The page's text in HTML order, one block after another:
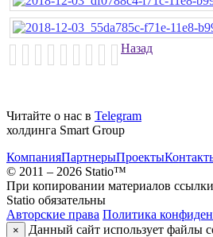
Назад
Читайте о нас в Telegram
холдинга Smart Group
КомпанияПартнерыПроекты
© 2011 – 2026 Statio™
При копировании материалов
Statio обязательны
Авторские права Политика
×
Данный сайт использует файлы